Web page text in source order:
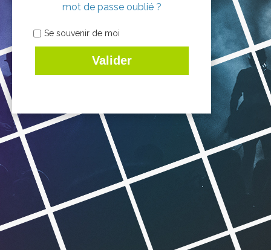
mot de passe oublié ?
Se souvenir de moi